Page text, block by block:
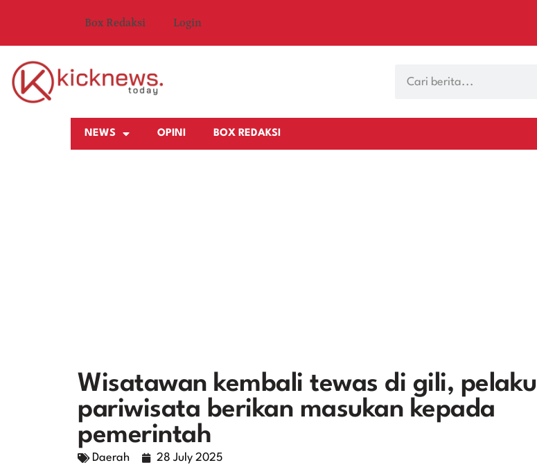
Box Redaksi Login
NEWS OPINI BOX REDAKSI
Wisatawan kembali tewas di gili, pelaku
pariwisata berikan masukan kepada
pemerintah
Daerah 28 July 2025